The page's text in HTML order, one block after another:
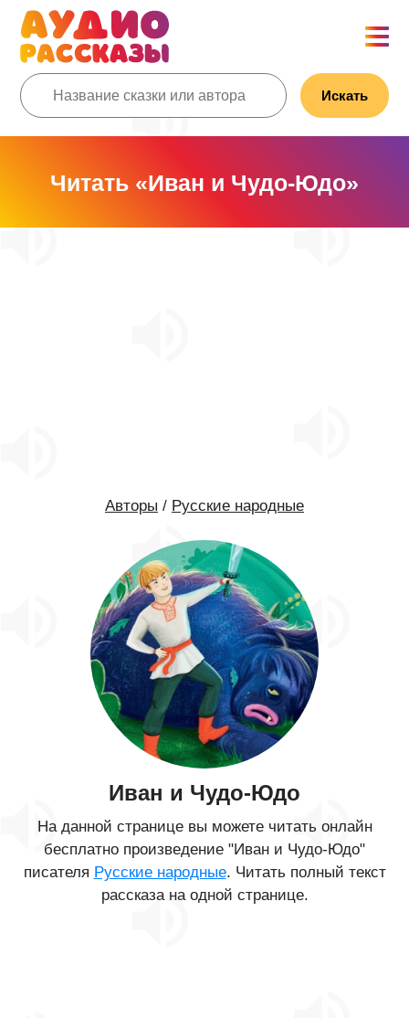
Искать
Читать «Иван и Чудо-Юдо»
Авторы / Русские народные
Иван и Чудо-Юдо
На данной странице вы можете читать онлайн
бесплатно произведение "Иван и Чудо-Юдо"
писателя Русские народные. Читать полный текст
рассказа на одной странице.